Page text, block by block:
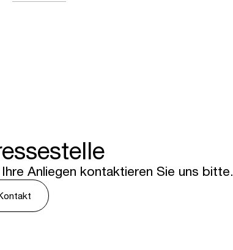
Ihre Anliegen kontaktieren Sie uns bitte.